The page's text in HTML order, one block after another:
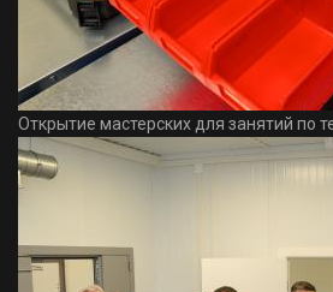
Открытие мастерских для занятий по